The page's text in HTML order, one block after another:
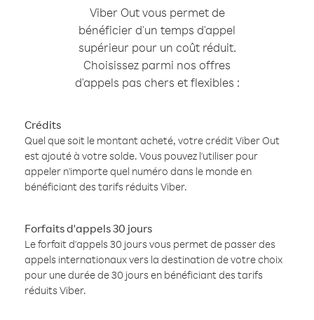
Viber Out vous permet de
bénéficier d'un temps d'appel
supérieur pour un coût réduit.
Choisissez parmi nos offres
d'appels pas chers et flexibles :
Crédits
Quel que soit le montant acheté, votre crédit Viber Out
est ajouté à votre solde. Vous pouvez l'utiliser pour
appeler n'importe quel numéro dans le monde en
bénéficiant des tarifs réduits Viber.
Forfaits d'appels 30 jours
Le forfait d'appels 30 jours vous permet de passer des
appels internationaux vers la destination de votre choix
pour une durée de 30 jours en bénéficiant des tarifs
réduits Viber.